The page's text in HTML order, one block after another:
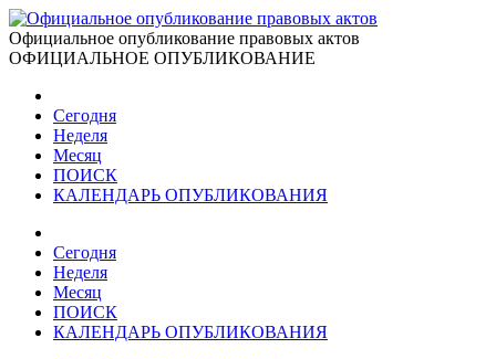
Официальное опубликование правовых актов
ОФИЦИАЛЬНОЕ ОПУБЛИКОВАНИЕ
Сегодня
Неделя
Месяц
ПОИСК
КАЛЕНДАРЬ ОПУБЛИКОВАНИЯ
Сегодня
Неделя
Месяц
ПОИСК
КАЛЕНДАРЬ ОПУБЛИКОВАНИЯ